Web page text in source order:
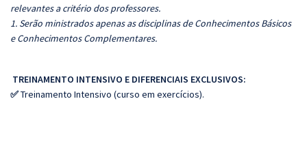
relevantes a critério dos professores.
1. Serão ministrados apenas as disciplinas de Conhecimentos Básicos
e Conhecimentos Complementares.
TREINAMENTO INTENSIVO E DIFERENCIAIS EXCLUSIVOS:
✅Treinamento Intensivo (curso em exercícios).